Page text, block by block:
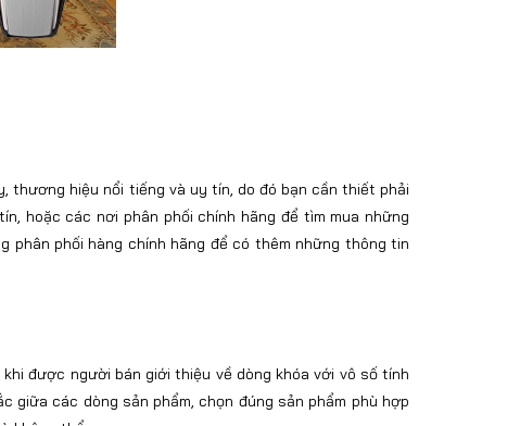
thương hiệu nổi tiếng và uy tín, do đó bạn cần thiết phải
hoặc các nơi phân phối chính hãng để tìm mua những
phân phối hàng chính hãng để có thêm những thông tin
được người bán giới thiệu về dòng khóa với vô số tính
các dòng sản phẩm, chọn đúng sản phẩm phù hợp